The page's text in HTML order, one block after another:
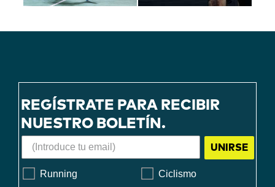
REGÍSTRATE PARA RECIBIR
NUESTRO BOLETÍN.
UNIRSE
Running Ciclismo